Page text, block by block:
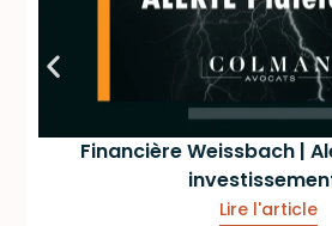
Financière Weissbach |
Lire l'article